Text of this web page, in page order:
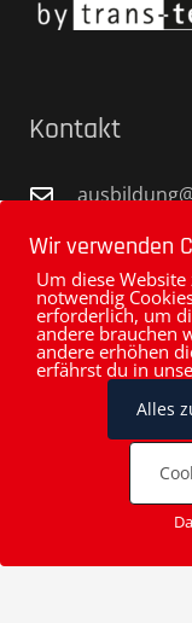
Kontakt
+49 8654
www.trans-
TransTextil
©
Wir verwenden
Um diese
notwendig
erforderlich, um
andere brauchen
andere erhöhen
erfährst du in
Alles